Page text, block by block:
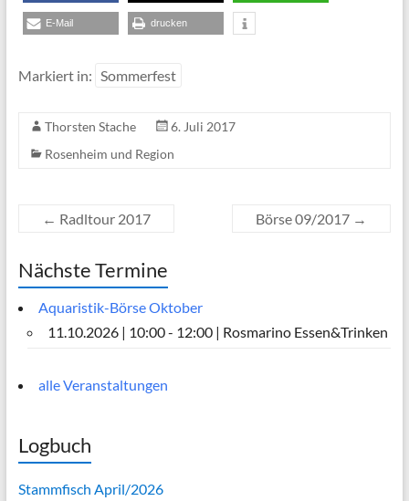
E-Mail drucken
Markiert in: Sommerfest
Thorsten Stache
6. Juli 2017
Rosenheim und Region
← Radltour 2017 Börse 09/2017 →
Nächste Termine
Aquaristik-Börse Oktober
11.10.2026 | 10:00 - 12:00 | Rosmarino Essen&Trinken
alle Veranstaltungen
Logbuch
Stammfisch April/2026